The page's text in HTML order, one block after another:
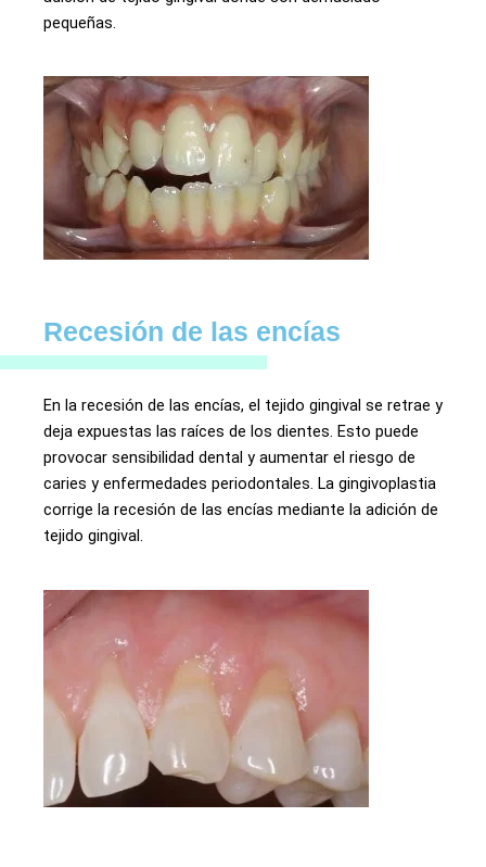
pequeñas.
Recesión de las encías
En la recesión de las encías, el tejido gingival se retrae y
deja expuestas las raíces de los dientes. Esto puede
provocar sensibilidad dental y aumentar el riesgo de
caries y enfermedades periodontales. La gingivoplastia
corrige la recesión de las encías mediante la adición de
tejido gingival.